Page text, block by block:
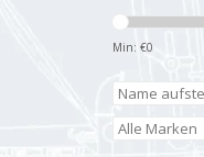
Min: €0